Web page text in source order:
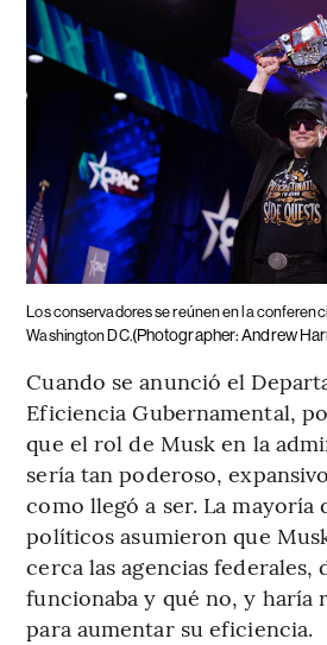
Los conservadores se reúnen en la
Washington DC.(Photographer: Andrew
Cuando se anunció el
Eficiencia Gubernamental,
que el rol de Musk en la
sería tan poderoso,
como llegó a ser. La mayoría
políticos asumieron que
cerca las agencias federales,
funcionaba y qué no, y haría
para aumentar su eficiencia.